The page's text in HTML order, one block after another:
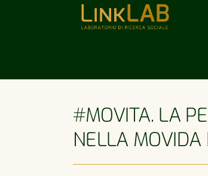
#MOVITA. LA
NELLA MOVIDA